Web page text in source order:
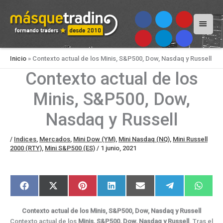
Menú
Inicio » Contexto actual de los Minis, S&P500, Dow, Nasdaq y Russell
Contexto actual de los
Minis, S&P500, Dow,
Nasdaq y Russell
/ Indices, Mercados, Mini Dow (YM), Mini Nasdaq (NQ), Mini Russell
2000 (RTY), Mini S&P500 (ES) / 1 junio, 2021
Compartir
en
F
a
e
b
o
Compartir
en
X
(
w
i
t
Compartir
en
P
i
t
e
r
Compartir
en
L
i
k
e
d
Compartir
en
E
m
i
l
Compartir
en
e
e
g
r
en
W
h
A
Contexto actual de los Minis, S&P500, Dow, Nasdaq y Russell
Contexto actual de los Minis, S&P500, Dow, Nasdaq y Russell . Tras el